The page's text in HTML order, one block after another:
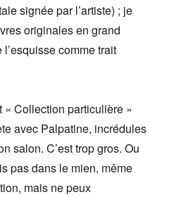
signée par l’artiste) ; je
originales en grand
comme trait
« Collection particulière »
avec Palpatine, incrédules
salon. C’est trop gros. Ou
pas dans le mien, même
mais ne peux